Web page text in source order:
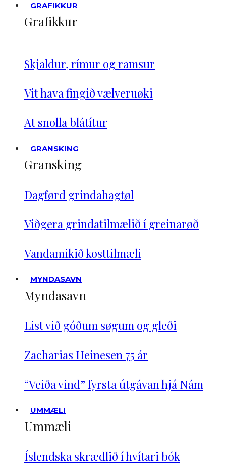
GRAFIKKUR
Grafikkur
Skjaldur, rímur og ramsur
Vit hava fingið vælveruøki
At snolla blátítur
GRANSKING
Gransking
Dagførd grindahagtøl
Viðgera grindatilmælið í greinarøð
Vandamikið kosttilmæli
MYNDASAVN
Myndasavn
List við góðum søgum og gleði
Zacharias Heinesen 75 ár
“Veiða vind” fyrsta útgávan hjá Nám
UMMÆLI
Ummæli
Íslendska skrædlið í hvítari bók